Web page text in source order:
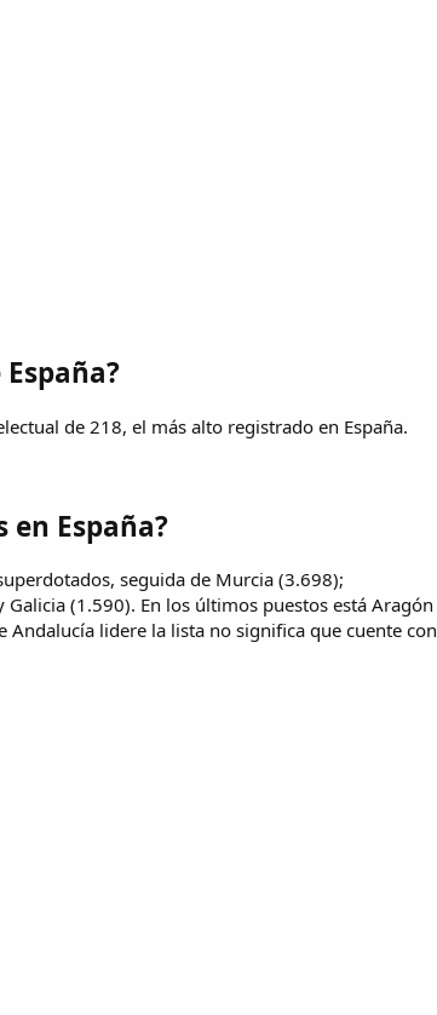
de 218, el más alto registrado en España.
en España?
seguida de Murcia (3.698);
(1.590). En los últimos puestos está Aragón
lidere la lista no significa que cuente con